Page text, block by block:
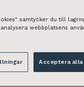
samtycker du till
webbplatsens
Acceptera